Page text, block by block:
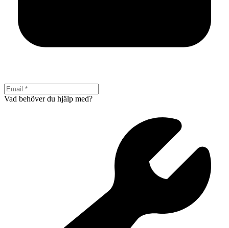
Vad behöver du hjälp med?